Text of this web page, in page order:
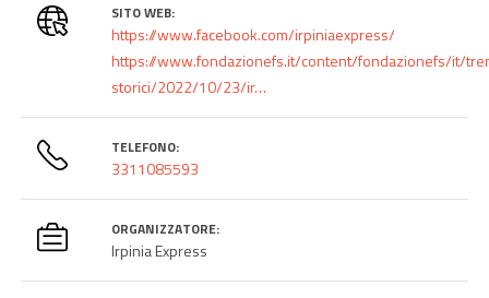
SITO WEB:
https://www.facebook.com/irpiniaexpress/
https://www.fondazionefs.it/content/fondazionefs/it/
storici/2022/10/23/ir…
TELEFONO:
3311085593
ORGANIZZATORE:
Irpinia Express